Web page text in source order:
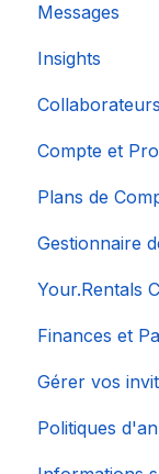
Messages
Insights
Collaborateurs
Compte et
Plans de
Gestionnaire
Your.Rentals
Finances et
Gérer vos
Politiques